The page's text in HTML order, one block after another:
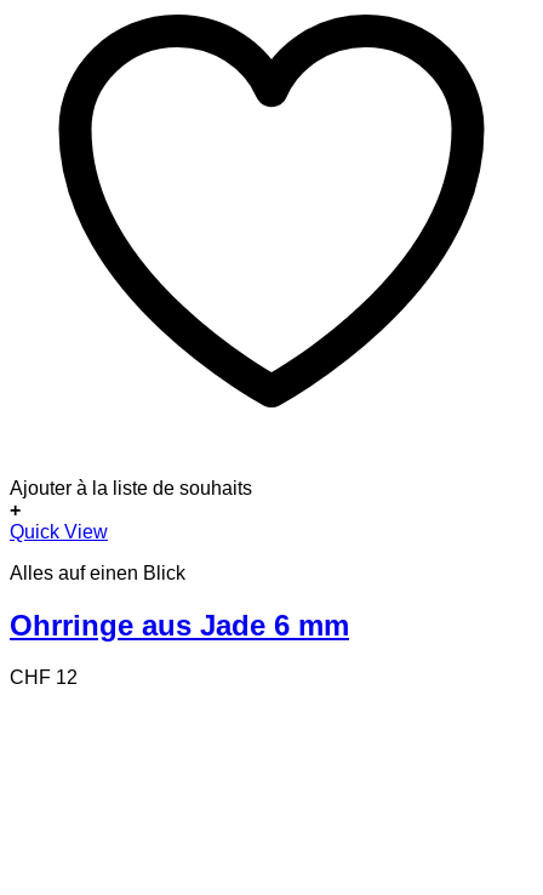
Ajouter à la liste de souhaits
+
Quick View
Alles auf einen Blick
Ohrringe aus Jade 6 mm
CHF 12